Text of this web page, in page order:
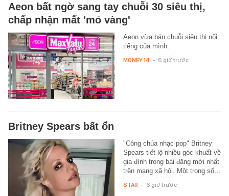
Aeon bất ngờ sang tay chuỗi 30 siêu thị,
chấp nhận mất 'mỏ vàng'
Aeon vừa bán chuỗi siêu thị nổi
tiếng của mình.
MONEY.14 - 6 giờ trước
Britney Spears bất ổn
"Công chúa nhạc pop" Britney
Spears tiết lộ nhiều góc khuất về
gia đình trong bài đăng mới nhất
trên mạng xã hội. Một trong số…
STAR - 6 giờ trước